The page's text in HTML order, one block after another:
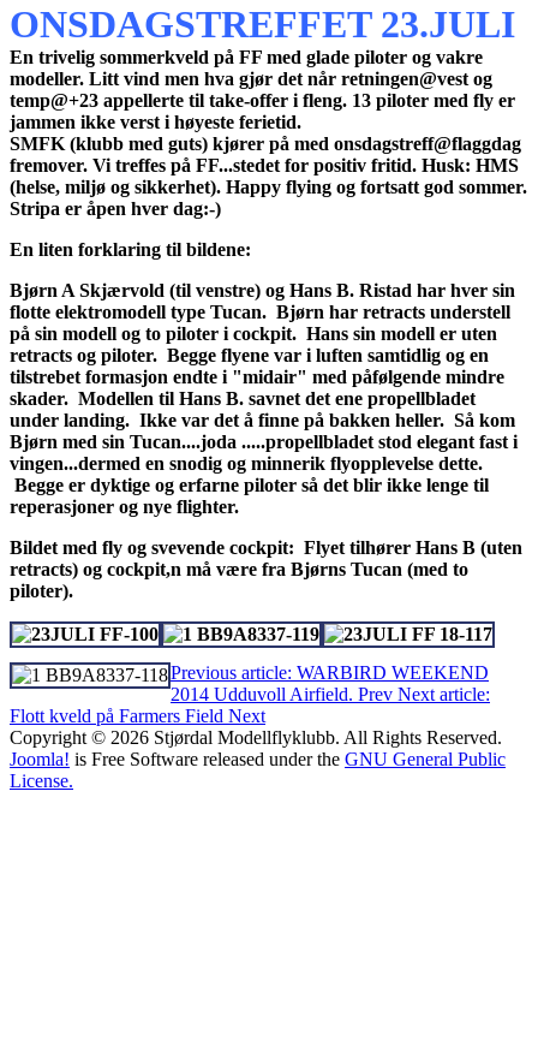
ONSDAGSTREFFET 23.JULI
En trivelig sommerkveld på FF med glade piloter og vakre
modeller. Litt vind men hva gjør det når retningen@vest og
temp@+23 appellerte til take-offer i fleng. 13 piloter med fly er
jammen ikke verst i høyeste ferietid.
SMFK (klubb med guts) kjører på med onsdagstreff@flaggdag
fremover. Vi treffes på FF...stedet for positiv fritid. Husk: HMS
(helse, miljø og sikkerhet). Happy flying og fortsatt god sommer.
Stripa er åpen hver dag:-)
En liten forklaring til bildene:
Bjørn A Skjærvold (til venstre) og Hans B. Ristad har hver sin
flotte elektromodell type Tucan. Bjørn har retracts understell
på sin modell og to piloter i cockpit. Hans sin modell er uten
retracts og piloter. Begge flyene var i luften samtidlig og en
tilstrebet formasjon endte i "midair" med påfølgende mindre
skader. Modellen til Hans B. savnet det ene propellbladet
under landing. Ikke var det å finne på bakken heller. Så kom
Bjørn med sin Tucan....joda .....propellbladet stod elegant fast i
vingen...dermed en snodig og minnerik flyopplevelse dette.
Begge er dyktige og erfarne piloter så det blir ikke lenge til
reperasjoner og nye flighter.
Bildet med fly og svevende cockpit: Flyet tilhører Hans B (uten
retracts) og cockpit,n må være fra Bjørns Tucan (med to
piloter).
Previous article: WARBIRD WEEKEND
2014 Udduvoll Airfield. Prev Next article:
Flott kveld på Farmers Field Next
Copyright © 2026 Stjørdal Modellflyklubb. All Rights Reserved.
Joomla! is Free Software released under the GNU General Public
License.